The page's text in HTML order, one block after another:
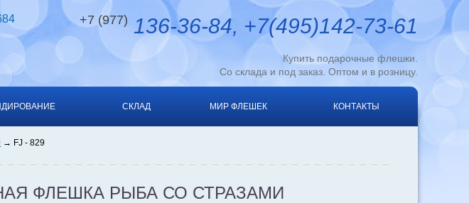
+7 (977) 136-36-84, +7(495)142-73-61
Купить подарочные флешки.
Со склада и под заказ. Оптом и в розницу.
СКЛАД МИР ФЛЕШЕК КОНТАКТЫ
FJ - 829
ФЛЕШКА РЫБА СО СТРАЗАМИ